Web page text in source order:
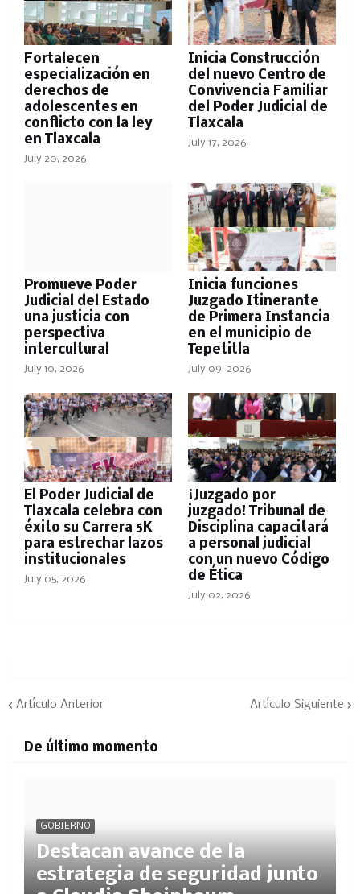
Fortalecen
especialización en
derechos de
adolescentes en
conflicto con la ley
en Tlaxcala
July 20, 2026
Inicia Construcción
del nuevo Centro de
Convivencia Familiar
del Poder Judicial de
Tlaxcala
July 17, 2026
Promueve Poder
Judicial del Estado
una justicia con
perspectiva
intercultural
July 10, 2026
Inicia funciones
Juzgado Itinerante
de Primera Instancia
en el municipio de
Tepetitla
July 09, 2026
El Poder Judicial de
Tlaxcala celebra con
éxito su Carrera 5K
para estrechar lazos
institucionales
July 05, 2026
¡Juzgado por
juzgado! Tribunal de
Disciplina capacitará
a personal judicial
con un nuevo Código
de Ética
July 02, 2026
Artículo Anterior Artículo Siguiente
De último momento
GOBIERNO
Destacan avance de la
estrategia de seguridad junto